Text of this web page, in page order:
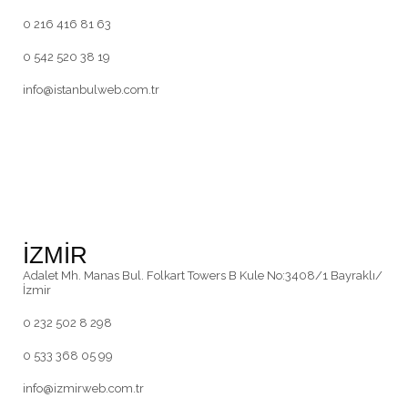
0 216 416 81 63
0 542 520 38 19
info@istanbulweb.com.tr
İZMİR
Adalet Mh. Manas Bul. Folkart Towers B Kule No:3408/1 Bayraklı/
İzmir
0 232 502 8 298
0 533 368 05 99
info@izmirweb.com.tr